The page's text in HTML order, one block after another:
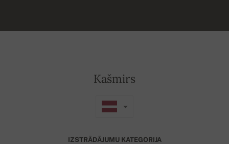
Kašmirs
IZSTRĀDĀJUMU KATEGORIJA